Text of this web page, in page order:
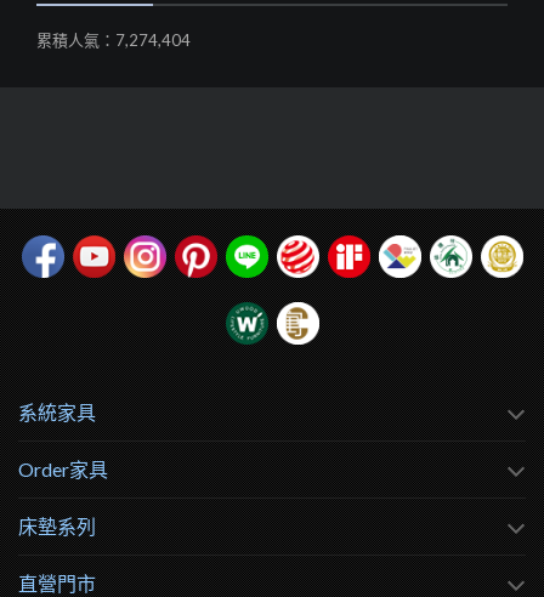
累積人氣：7,274,404
系統家具
Order家具
床墊系列
直營門市